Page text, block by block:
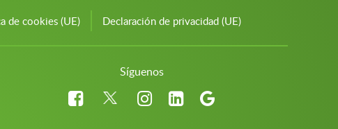
de cookies (UE) Declaración de privacidad (UE)
Síguenos